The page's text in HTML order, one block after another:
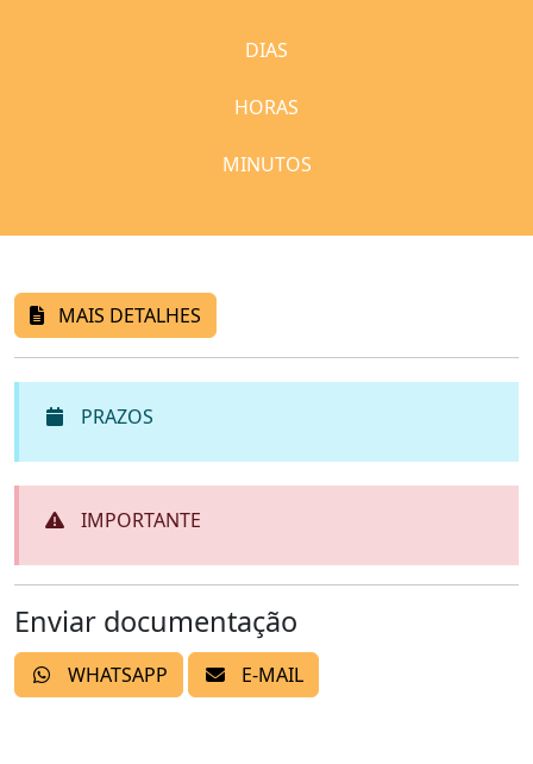
DIAS
HORAS
MINUTOS
MAIS DETALHES
PRAZOS
IMPORTANTE
Enviar documentação
WHATSAPP E-MAIL